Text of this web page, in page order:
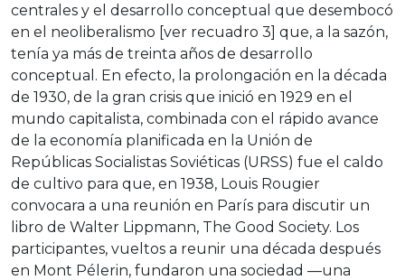
centrales y el desarrollo conceptual que desembocó
en el neoliberalismo [ver recuadro 3] que, a la sazón,
tenía ya más de treinta años de desarrollo
conceptual. En efecto, la prolongación en la década
de 1930, de la gran crisis que inició en 1929 en el
mundo capitalista, combinada con el rápido avance
de la economía planificada en la Unión de
Repúblicas Socialistas Soviéticas (URSS) fue el caldo
de cultivo para que, en 1938, Louis Rougier
convocara a una reunión en París para discutir un
libro de Walter Lippmann, The Good Society. Los
participantes, vueltos a reunir una década después
en Mont Pélerin, fundaron una sociedad —una